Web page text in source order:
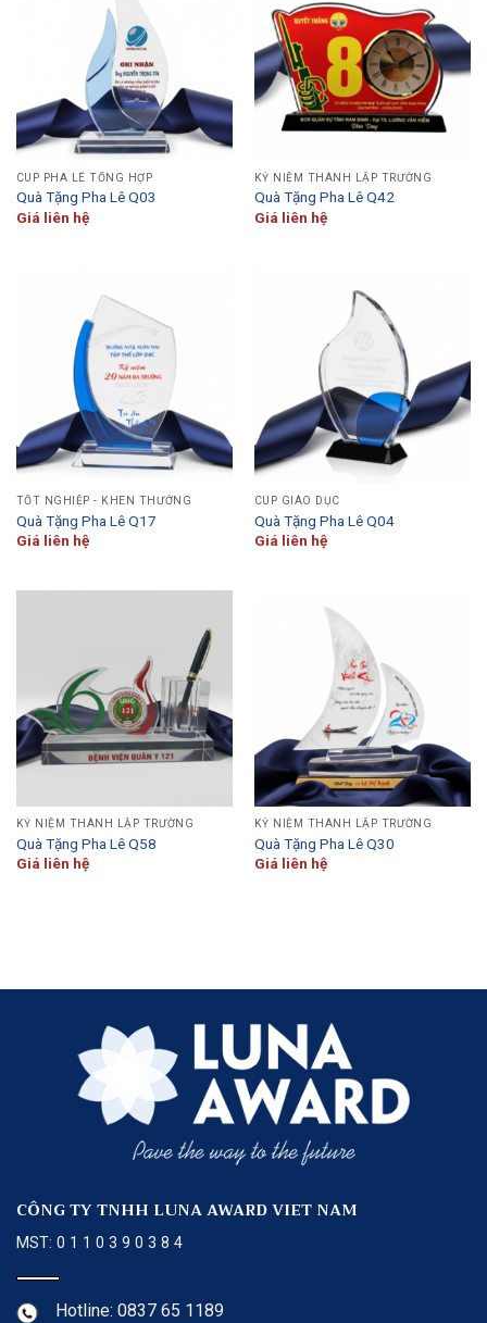
CÚP PHA LÊ TỔNG HỢP
Quà Tặng Pha Lê Q03
Giá liên hệ
KỶ NIỆM THÀNH LẬP TRƯỜNG
Quà Tặng Pha Lê Q42
Giá liên hệ
TỐT NGHIỆP - KHEN THƯỞNG
Quà Tặng Pha Lê Q17
Giá liên hệ
CÚP GIÁO DỤC
Quà Tặng Pha Lê Q04
Giá liên hệ
KỶ NIỆM THÀNH LẬP TRƯỜNG
Quà Tặng Pha Lê Q58
Giá liên hệ
KỶ NIỆM THÀNH LẬP TRƯỜNG
Quà Tặng Pha Lê Q30
Giá liên hệ
CÔNG TY TNHH LUNA AWARD VIET NAM
MST: 0 1 1 0 3 9 0 3 8 4
Hotline: 0837 65 1189